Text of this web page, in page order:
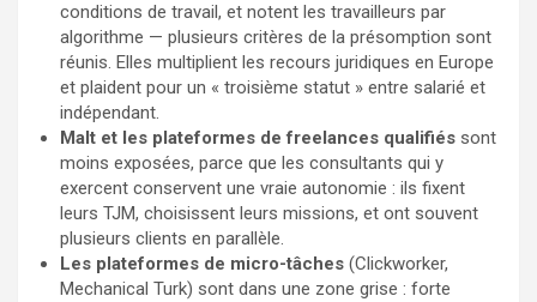
conditions de travail, et notent les travailleurs par
algorithme — plusieurs critères de la présomption sont
réunis. Elles multiplient les recours juridiques en Europe
et plaident pour un « troisième statut » entre salarié et
indépendant.
Malt et les plateformes de freelances qualifiés sont
moins exposées, parce que les consultants qui y
exercent conservent une vraie autonomie : ils fixent
leurs TJM, choisissent leurs missions, et ont souvent
plusieurs clients en parallèle.
Les plateformes de micro-tâches (Clickworker,
Mechanical Turk) sont dans une zone grise : forte